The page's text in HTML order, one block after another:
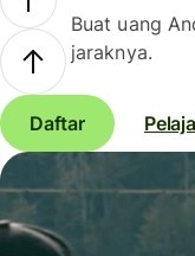
Buat uang
jaraknya.
Daftar